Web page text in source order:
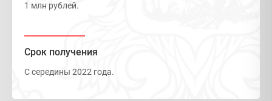
1 млн рублей.
Срок получения
С середины 2022 года.